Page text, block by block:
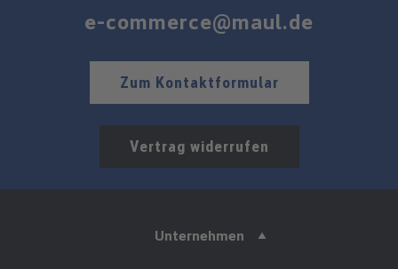
e-commerce@maul.de
Zum Kontaktformular
Vertrag widerrufen
Unternehmen